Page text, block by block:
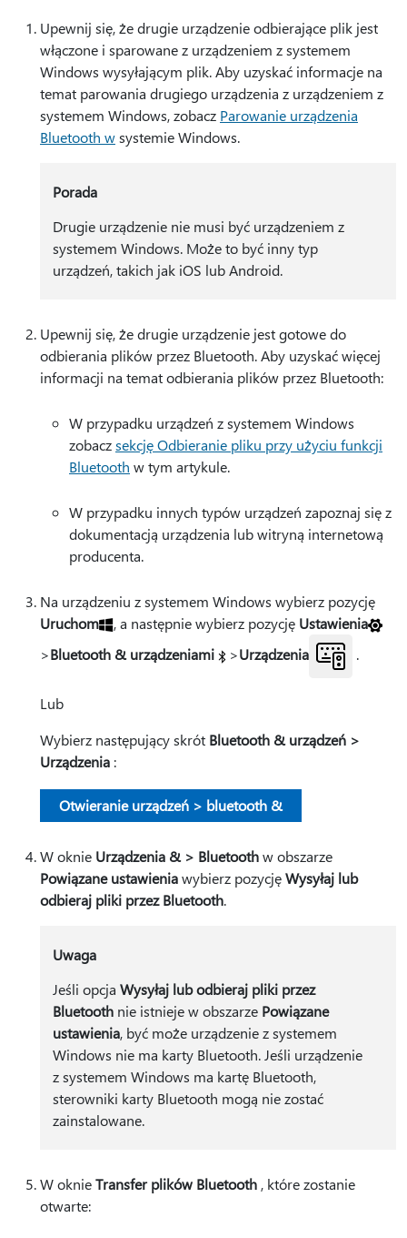
Upewnij się, że drugie urządzenie odbierające plik jest
włączone i sparowane z urządzeniem z systemem
Windows wysyłającym plik. Aby uzyskać informacje na
temat parowania drugiego urządzenia z urządzeniem z
systemem Windows, zobacz Parowanie urządzenia
Bluetooth wsystemie Windows.
Porada
Drugie urządzenie nie musi być urządzeniem z
systemem Windows. Może to być inny typ
urządzeń, takich jak iOS lub Android.
Upewnij się, że drugie urządzenie jest gotowe do
odbierania plików przez Bluetooth. Aby uzyskać więcej
informacji na temat odbierania plików przez Bluetooth:
W przypadku urządzeń z systemem Windows
zobaczsekcję Odbieranie pliku przy użyciu funkcji
Bluetooth w tym artykule.
W przypadku innych typów urządzeń zapoznaj się z
dokumentacją urządzenia lub witryną internetową
producenta.
Na urządzeniu z systemem Windows wybierz pozycję
Uruchom
, a następnie wybierz pozycję Ustawienia
>Bluetooth & urządzeniami >Urządzenia .
Lub
Wybierz następujący skrót Bluetooth & urządzeń >
Urządzenia :
Otwieranie urządzeń > bluetooth &
W oknie Urządzenia & > Bluetoothw obszarze
Powiązane ustawieniawybierz pozycjęWysyłaj lub
odbieraj pliki przez Bluetooth.
Uwaga
Jeśli opcja Wysyłaj lub odbieraj pliki przez
Bluetoothnie istnieje w obszarze Powiązane
ustawienia, być może urządzenie z systemem
Windows nie ma karty Bluetooth. Jeśli urządzenie
z systemem Windows ma kartę Bluetooth,
sterowniki karty Bluetooth mogą nie zostać
zainstalowane.
W oknieTransfer plików Bluetooth , które zostanie
otwarte: